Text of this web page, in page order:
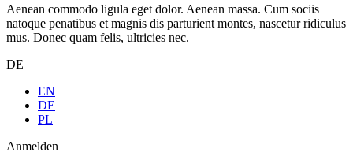
Aenean commodo ligula eget dolor. Aenean massa. Cum sociis
natoque penatibus et magnis dis parturient montes, nascetur ridiculus
mus. Donec quam felis, ultricies nec.
DE
EN
DE
PL
Anmelden